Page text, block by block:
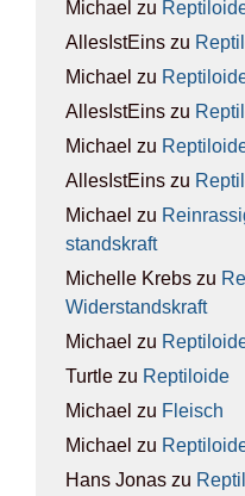
Michael zu
AllesIstEins zu
Michael zu
AllesIstEins zu
Michael zu
AllesIstEins zu
Michael zu
stands­kraft
Michelle Krebs zu
Wider­stands­kraft
Michael zu
Turtle zu Rep­ti­lo­ide
Michael zu Fleisch
Michael zu
Hans Jonas zu